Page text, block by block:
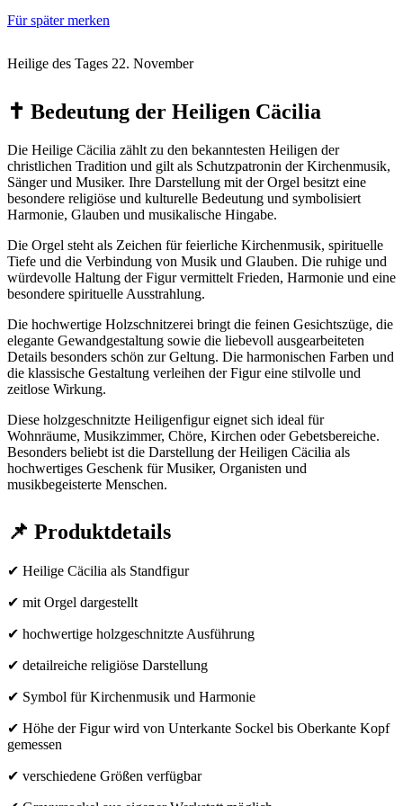
Für später merken
Heilige des Tages 22. November
✝️ Bedeutung der Heiligen Cäcilia
Die Heilige Cäcilia zählt zu den bekanntesten Heiligen der
christlichen Tradition und gilt als Schutzpatronin der Kirchenmusik,
Sänger und Musiker. Ihre Darstellung mit der Orgel besitzt eine
besondere religiöse und kulturelle Bedeutung und symbolisiert
Harmonie, Glauben und musikalische Hingabe.
Die Orgel steht als Zeichen für feierliche Kirchenmusik, spirituelle
Tiefe und die Verbindung von Musik und Glauben. Die ruhige und
würdevolle Haltung der Figur vermittelt Frieden, Harmonie und eine
besondere spirituelle Ausstrahlung.
Die hochwertige Holzschnitzerei bringt die feinen Gesichtszüge, die
elegante Gewandgestaltung sowie die liebevoll ausgearbeiteten
Details besonders schön zur Geltung. Die harmonischen Farben und
die klassische Gestaltung verleihen der Figur eine stilvolle und
zeitlose Wirkung.
Diese holzgeschnitzte Heiligenfigur eignet sich ideal für
Wohnräume, Musikzimmer, Chöre, Kirchen oder Gebetsbereiche.
Besonders beliebt ist die Darstellung der Heiligen Cäcilia als
hochwertiges Geschenk für Musiker, Organisten und
musikbegeisterte Menschen.
📌 Produktdetails
✔ Heilige Cäcilia als Standfigur
✔ mit Orgel dargestellt
✔ hochwertige holzgeschnitzte Ausführung
✔ detailreiche religiöse Darstellung
✔ Symbol für Kirchenmusik und Harmonie
✔ Höhe der Figur wird von Unterkante Sockel bis Oberkante Kopf
gemessen
✔ verschiedene Größen verfügbar